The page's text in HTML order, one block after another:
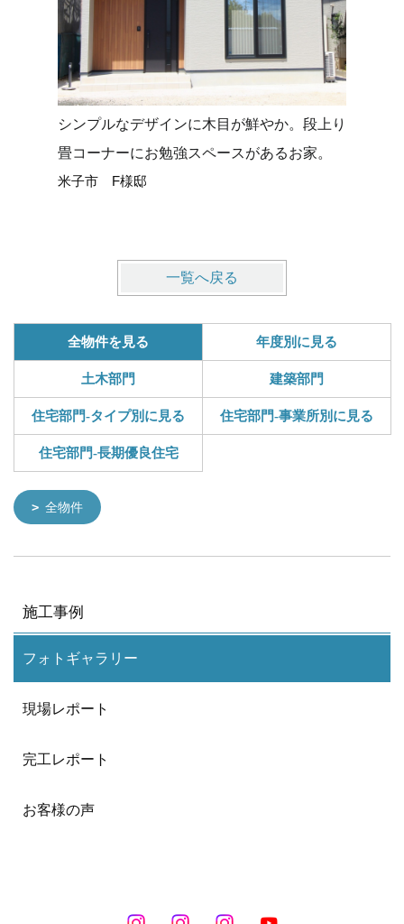
シンプルなデザインに木目が鮮やか。段上り
畳コーナーにお勉強スペースがあるお家。
米子市 F様邸
一覧へ戻る
全物件を見る 年度別に見る
土木部門 建築部門
住宅部門-タイプ別に見る 住宅部門-事業所別に見る
住宅部門-長期優良住宅
全物件
施工事例
フォトギャラリー
現場レポート
完工レポート
お客様の声